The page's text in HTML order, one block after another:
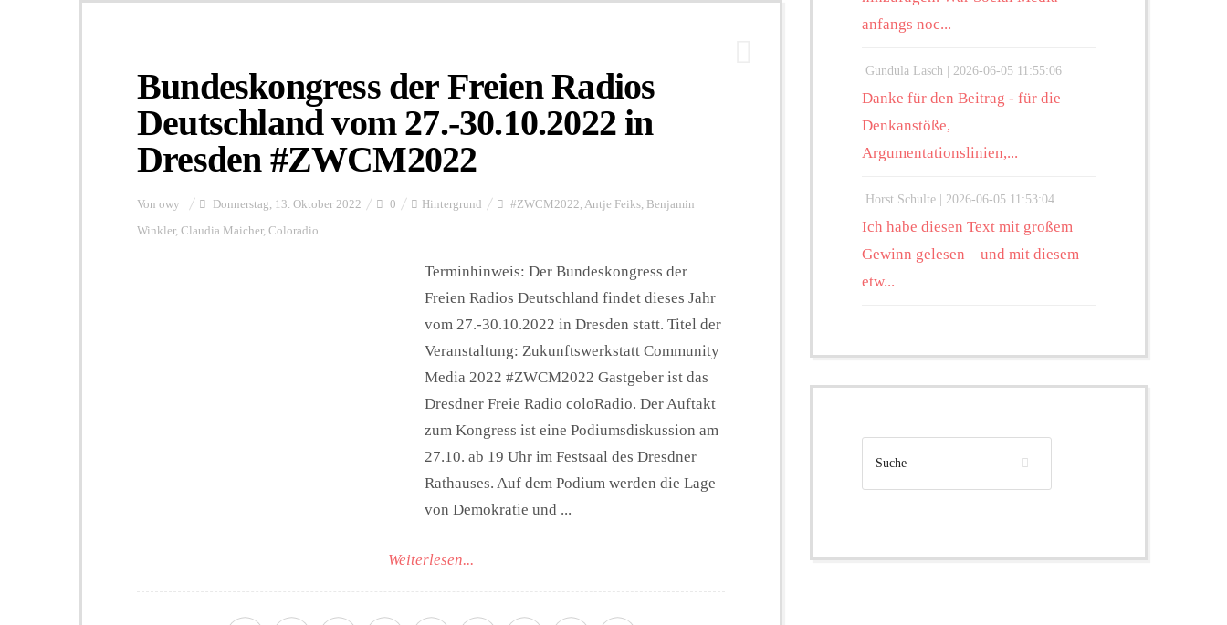
Bundeskongress der Freien Radios
Deutschland vom 27.-30.10.2022 in
Dresden #ZWCM2022
Von owy Donnerstag, 13. Oktober 2022 0 Hintergrund #ZWCM2022, Antje Feiks, Benjamin
Winkler, Claudia Maicher, Coloradio
Terminhinweis: Der Bundeskongress der
Freien Radios Deutschland findet dieses Jahr
vom 27.-30.10.2022 in Dresden statt. Titel der
Veranstaltung: Zukunftswerkstatt Community
Media 2022 #ZWCM2022 Gastgeber ist das
Dresdner Freie Radio coloRadio. Der Auftakt
zum Kongress ist eine Podiumsdiskussion am
27.10. ab 19 Uhr im Festsaal des Dresdner
Rathauses. Auf dem Podium werden die Lage
von Demokratie und ...
Weiterlesen...
anfangs noc...
Gundula Lasch | 2026-06-05 11:55:06
Danke für den Beitrag - für die
Denkanstöße,
Argumentationslinien,...
Horst Schulte | 2026-06-05 11:53:04
Ich habe diesen Text mit großem
Gewinn gelesen – und mit diesem
etw...